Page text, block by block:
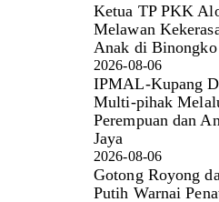
Ketua TP PKK
Melawan
Anak di Binongko
2026-08-06
IPMAL-Kupang
Multi-pihak
Perempuan dan
Jaya
2026-08-06
Gotong Royong
Putih Warnai